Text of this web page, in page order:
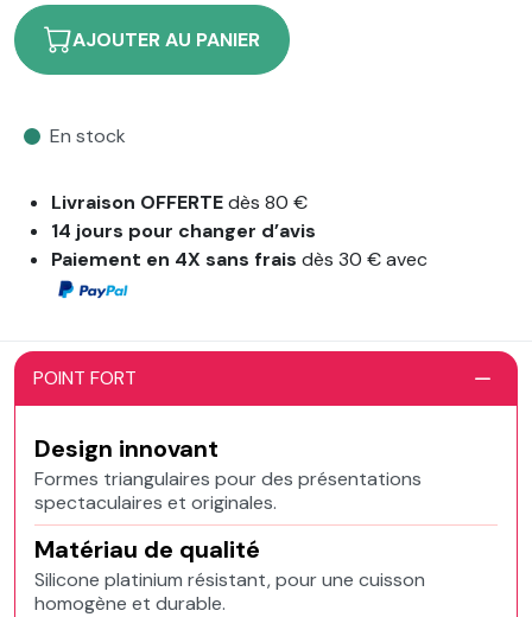
AJOUTER AU PANIER
En stock
Livraison OFFERTEdès 80 €
14 jours pour changer d’avis
Paiement en 4X sans fraisdès 30 € avec
POINT FORT
Design innovant
Formes triangulaires pour des présentations
spectaculaires et originales.
Matériau de qualité
Silicone platinium résistant, pour une cuisson
homogène et durable.